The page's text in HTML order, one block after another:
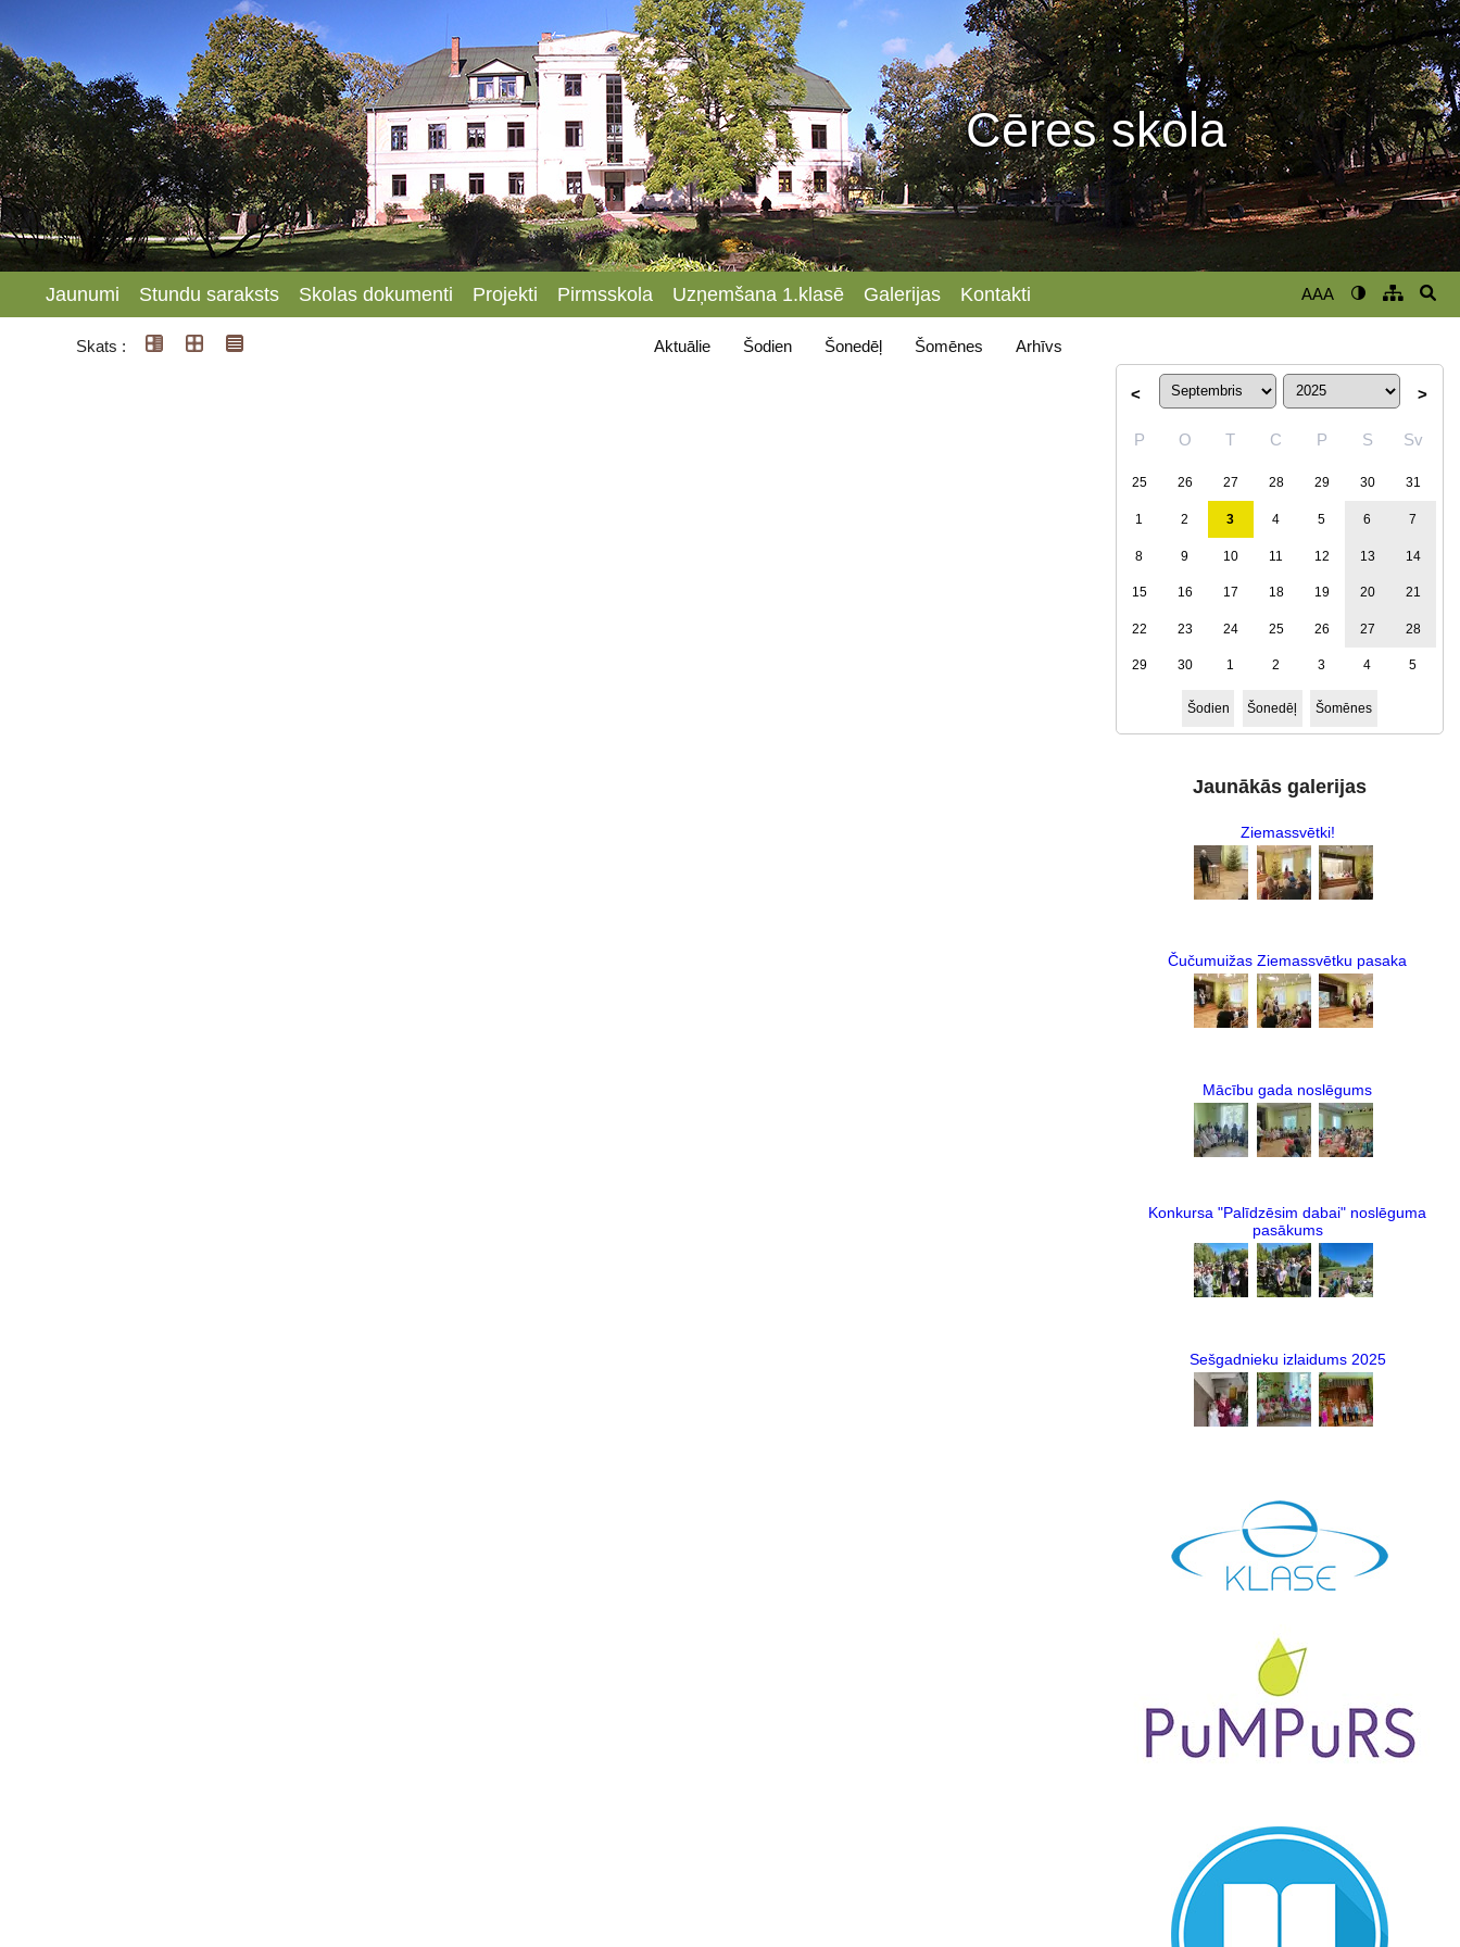
Cēres skola
Jaunumi Stundu saraksts Skolas dokumenti Projekti Pirmsskola Uzņemšana 1.klasē Galerijas Kontakti AAA
Skats : Aktuālie Šodien Šonedēļ Šomēnes Arhīvs
< >
P O T C P S Sv
25 26 27 28 29 30 31
1 2 3 4 5 6 7
8 9 10 11 12 13 14
15 16 17 18 19 20 21
22 23 24 25 26 27 28
29 30 1 2 3 4 5
Šodien Šonedēļ Šomēnes
Jaunākās galerijas
Ziemassvētki!
Čučumuižas Ziemassvētku pasaka
Mācību gada noslēgums
Konkursa "Palīdzēsim dabai" noslēguma
pasākums
Sešgadnieku izlaidums 2025